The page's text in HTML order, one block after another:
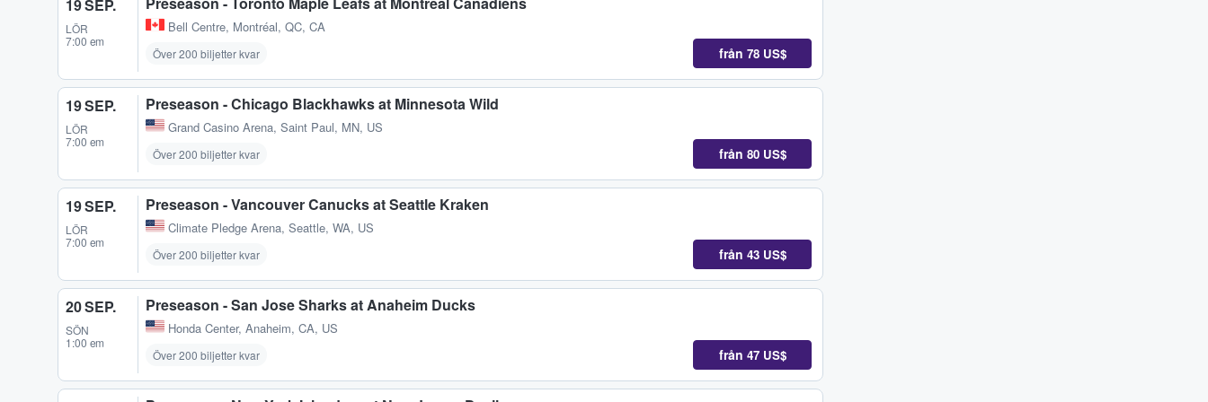
19 SEP.
LÖR
7:00 em
Bell Centre, Montréal, QC, CA
Över 200 biljetter kvar från 78 US$
19 SEP.
LÖR
7:00 em
Preseason - Chicago Blackhawks at Minnesota Wild
Grand Casino Arena, Saint Paul, MN, US
Över 200 biljetter kvar från 80 US$
19 SEP.
LÖR
7:00 em
Preseason - Vancouver Canucks at Seattle Kraken
Climate Pledge Arena, Seattle, WA, US
Över 200 biljetter kvar från 43 US$
20 SEP.
SÖN
1:00 em
Preseason - San Jose Sharks at Anaheim Ducks
Honda Center, Anaheim, CA, US
Över 200 biljetter kvar från 47 US$